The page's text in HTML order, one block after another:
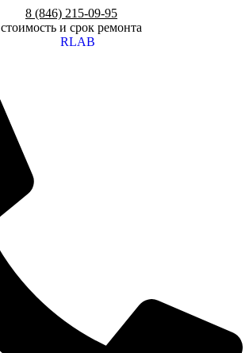
8 (846) 215-09-95
стоимость и срок ремонта